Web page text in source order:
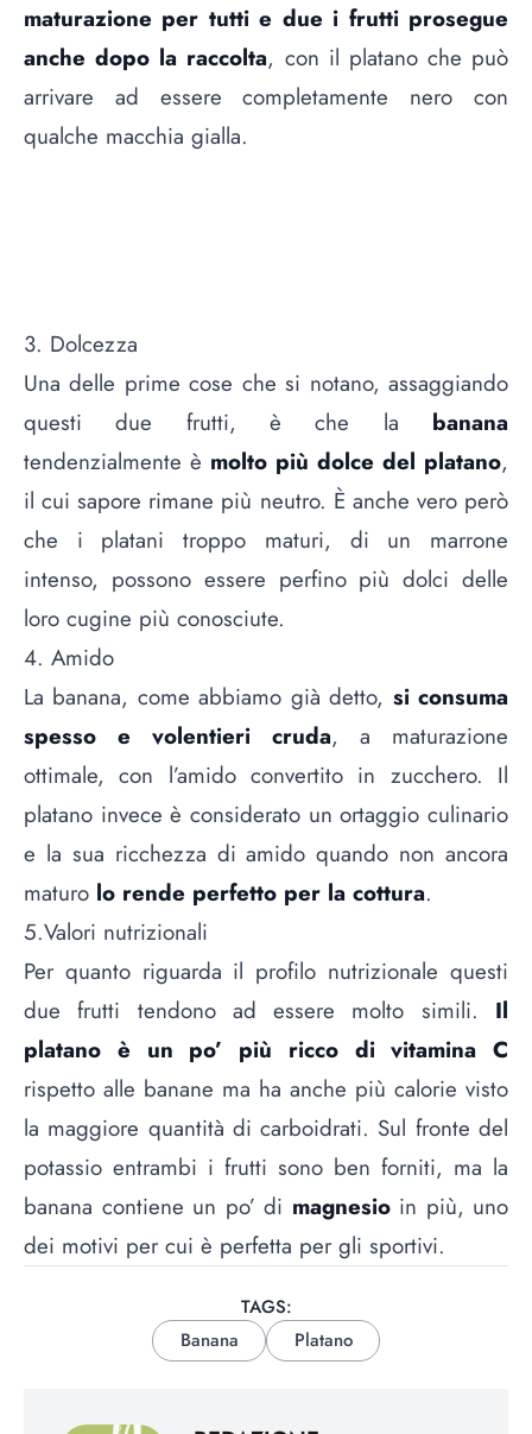
maturazione per tutti e due i frutti prosegue
anche dopo la raccolta, con il platano che può
arrivare ad essere completamente nero con
qualche macchia gialla.
3. Dolcezza
Una delle prime cose che si notano, assaggiando
questi due frutti, è che la banana
tendenzialmente è molto più dolce del platano,
il cui sapore rimane più neutro. È anche vero però
che i platani troppo maturi, di un marrone
intenso, possono essere perfino più dolci delle
loro cugine più conosciute.
4. Amido
La banana, come abbiamo già detto, si consuma
spesso e volentieri cruda, a maturazione
ottimale, con l’amido convertito in zucchero. Il
platano invece è considerato unortaggio culinario
e la sua ricchezza di amido quando non ancora
maturo lo rende perfetto per la cottura.
5.Valori nutrizionali
Per quanto riguarda il profilo nutrizionale questi
due frutti tendono ad essere molto simili. Il
platano è un po’ più ricco di vitamina C
rispetto alle banane ma ha anche più calorie visto
la maggiore quantità di carboidrati. Sul fronte del
potassio entrambi i frutti sono ben forniti, ma la
banana contiene un po’ di magnesioin più, uno
dei motivi per cui è perfetta per gli sportivi.
TAGS:
Banana
Platano